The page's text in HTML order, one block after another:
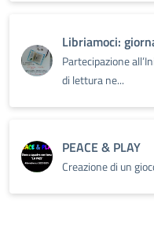
Libriamoci:
Partecipazione
di lettura ne...
PEACE & PLAY
Creazione di un